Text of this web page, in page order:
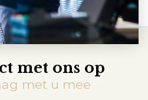
met ons op
met u mee